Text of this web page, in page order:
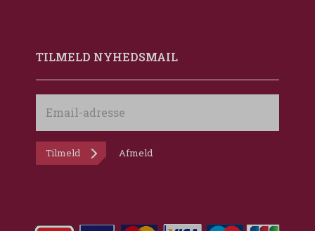
TILMELD NYHEDSMAIL
adresse
Tilmeld Afmeld